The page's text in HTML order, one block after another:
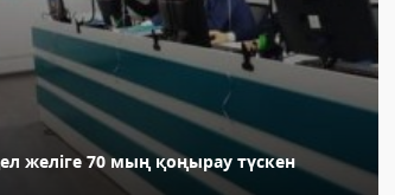
желіге 70 мың қоңырау түскен